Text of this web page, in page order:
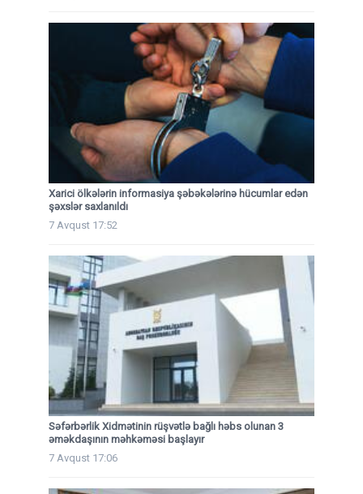
Xarici ölkələrin informasiya şəbəkələrinə hücumlar edən
şəxslər saxlanıldı
7 Avqust 17:52
Səfərbərlik Xidmətinin rüşvətlə bağlı həbs olunan 3
əməkdaşının məhkəməsi başlayır
7 Avqust 17:06